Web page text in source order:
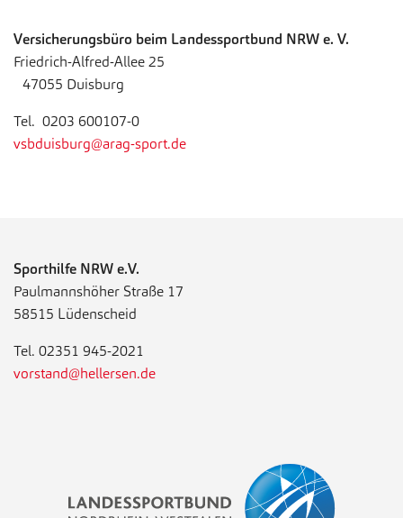
Versicherungsbüro beim Landessportbund NRW e. V.
Friedrich-Alfred-Allee 25
47055 Duisburg
Tel. 0203 600107-0
vsbduisburg@arag-sport.de
Sporthilfe NRW e.V.
Paulmannshöher Straße 17
58515 Lüdenscheid
Tel. 02351 945-2021
vorstand@hellersen.de